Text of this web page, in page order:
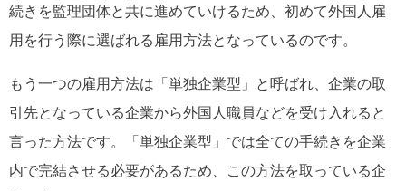
続きを監理団体と共に進めていけるため、初めて外国人雇
用を行う際に選ばれる雇用方法となっているのです。
もう一つの雇用方法は「単独企業型」と呼ばれ、企業の取
引先となっている企業から外国人職員などを受け入れると
言った方法です。「単独企業型」では全ての手続きを企業
内で完結させる必要があるため、この方法を取っている企